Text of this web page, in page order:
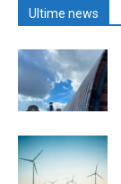
Ultime news